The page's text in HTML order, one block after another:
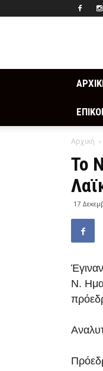
Αρχική
Το
17
Ν.